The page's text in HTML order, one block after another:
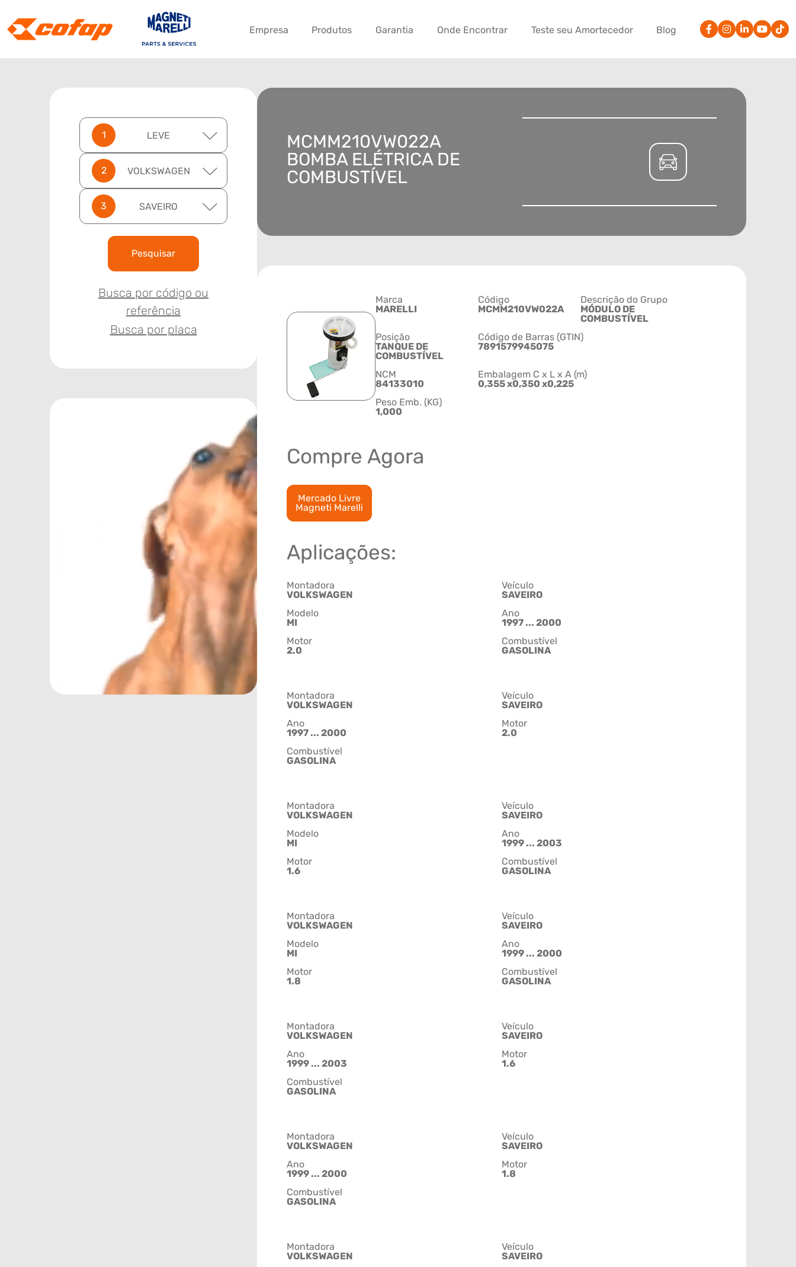
Empresa Produtos Garantia Onde Encontrar Teste seu Amortecedor Blog
LEVE
VOLKSWAGEN
SAVEIRO
Pesquisar
Busca por código ou
referência
Busca por placa
MCMM210VW022A
BOMBA ELÉTRICA DE
COMBUSTÍVEL
Marca
MARELLI
Código
MCMM210VW022A
Descrição do Grupo
MÓDULO DE
COMBUSTÍVEL
Posição
TANQUE DE
COMBUSTÍVEL
Código de Barras (GTIN)
7891579945075
NCM
84133010
Embalagem C x L x A (m)
0,355 x0,350 x0,225
Peso Emb. (KG)
1,000
Compre Agora
Mercado Livre
Magneti Marelli
Aplicações:
Montadora
VOLKSWAGEN
Veículo
SAVEIRO
Modelo
MI
Ano
1997 ... 2000
Motor
2.0
Combustível
GASOLINA
Montadora
VOLKSWAGEN
Veículo
SAVEIRO
Ano
1997 ... 2000
Motor
2.0
Combustível
GASOLINA
Montadora
VOLKSWAGEN
Veículo
SAVEIRO
Modelo
MI
Ano
1999 ... 2003
Motor
1.6
Combustível
GASOLINA
Montadora
VOLKSWAGEN
Veículo
SAVEIRO
Modelo
MI
Ano
1999 ... 2000
Motor
1.8
Combustível
GASOLINA
Montadora
VOLKSWAGEN
Veículo
SAVEIRO
Ano
1999 ... 2003
Motor
1.6
Combustível
GASOLINA
Montadora
VOLKSWAGEN
Veículo
SAVEIRO
Ano
1999 ... 2000
Motor
1.8
Combustível
GASOLINA
Montadora
VOLKSWAGEN
Veículo
SAVEIRO